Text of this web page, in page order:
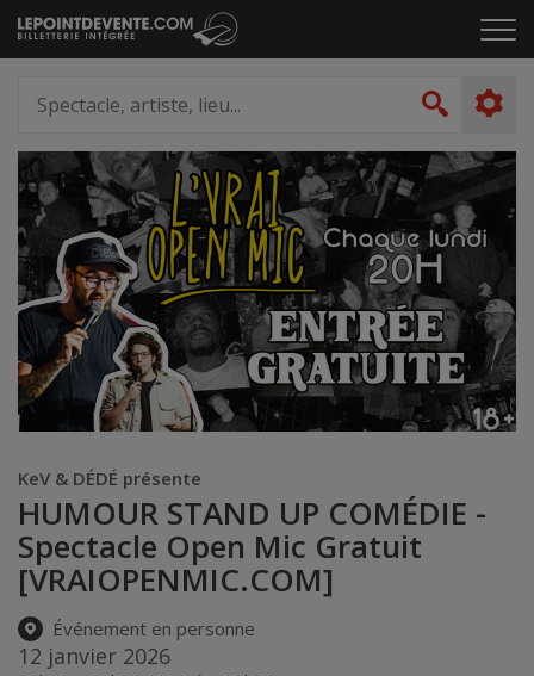
Passer
au
le
artiste,
lieu...
KeV & DÉDÉ présente
HUMOUR STAND UP COMÉDIE -
Spectacle Open Mic Gratuit
[VRAIOPENMIC.COM]
Événement en personne
12 janvier 2026